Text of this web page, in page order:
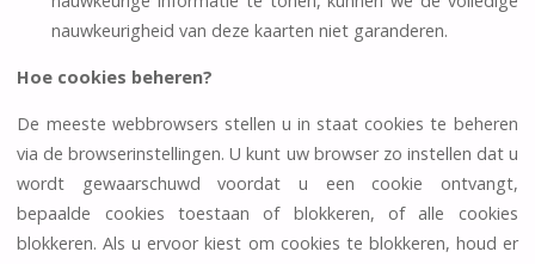
nauwkeurigheid van deze kaarten niet garanderen.
Hoe cookies beheren?
De meeste webbrowsers stellen u in staat cookies te beheren
via de browserinstellingen. U kunt uw browser zo instellen dat u
wordt gewaarschuwd voordat u een cookie ontvangt,
bepaalde cookies toestaan of blokkeren, of alle cookies
blokkeren. Als u ervoor kiest om cookies te blokkeren, houd er